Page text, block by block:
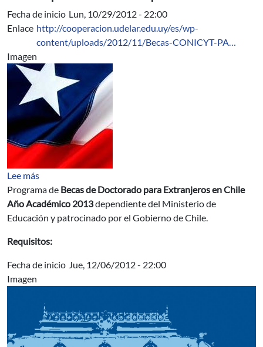
Fecha de inicio Lun, 10/29/2012 - 22:00
Enlace http://cooperacion.udelar.edu.uy/es/wp-
content/uploads/2012/11/Becas-CONICYT-PA…
Imagen
Lee mássobre Becas de Doctorado para Extranjeros en Chile
Programa de Becas de Doctorado para Extranjeros en Chile
Año Académico 2013dependiente del Ministerio de
Educación y patrocinado por el Gobierno de Chile.
Requisitos:
Fecha de inicio Jue, 12/06/2012 - 22:00
Imagen